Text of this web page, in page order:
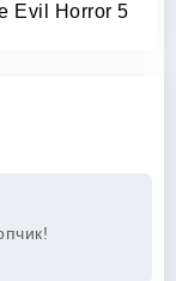
Evil Horror 5